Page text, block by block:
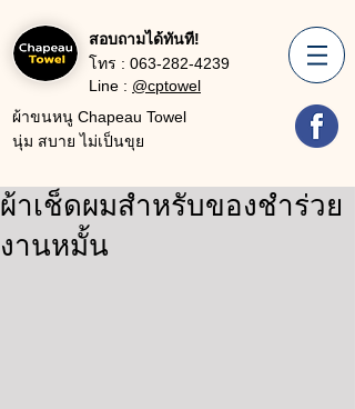
สอบถามได้ทันที!
โทร : 063-282-4239
Line : @cptowel
ผ้าขนหนู Chapeau Towel
นุ่ม สบาย ไม่เป็นขุย
ผ้าเช็ดผมสำหรับของชำร่วย
งานหมั้น